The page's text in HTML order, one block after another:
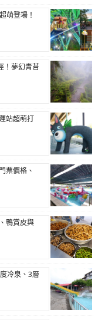
萌登場！
！夢幻青苔
站超萌打
票價格、
鴨賞皮與
冷泉、3層